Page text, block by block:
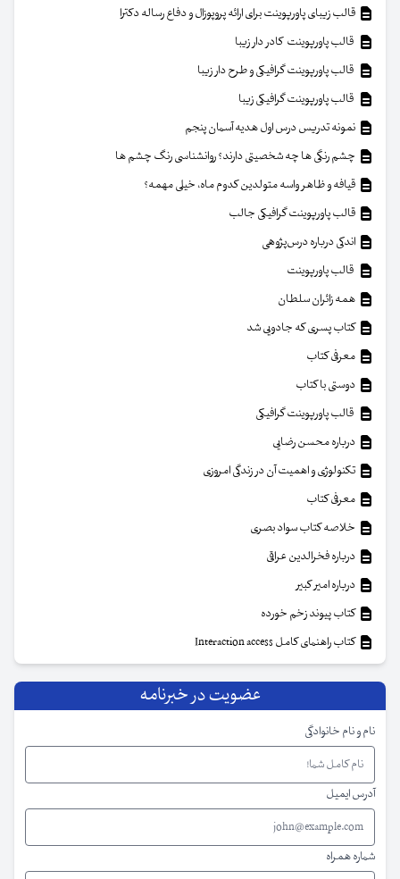
قالب زیبای پاورپوینت برای ارائه پروپوزال و دفاع رساله دکترا
قالب پاورپوینت کادر دار زیبا
قالب پاورپوینت گرافیکی و طرح دار زیبا
قالب پاورپوینت گرافیکی زیبا
نمونه تدریس درس اول هدیه آسمان پنجم
چشم رنگی ها چه شخصیتی دارند؟ روانشناسی رنگ چشم ها
قیافه و ظاهر واسه متولدین کدوم ماه، خیلی مهمه؟
قالب پاورپوینت گرافیکی جالب
اندکی درباره درس‌پژوهی
قالب پاورپوینت
همه زائران سلطان
کتاب پسری که جادویی شد
معرفی کتاب
دوستی با کتاب
قالب پاورپوینت گرافیکی
درباره محسن رضایی
تکنولوژی و اهمیت آن در زندگی امروزی
معرفی کتاب
خلاصه کتاب سواد بصری
درباره فخرالدین عراقی
درباره امیر کبیر
کتاب پیوند زخم خورده
کتاب راهنمای کامل Interaction access
عضویت در خبرنامه
نام و نام خانوادگی
آدرس ایمیل
شماره همراه